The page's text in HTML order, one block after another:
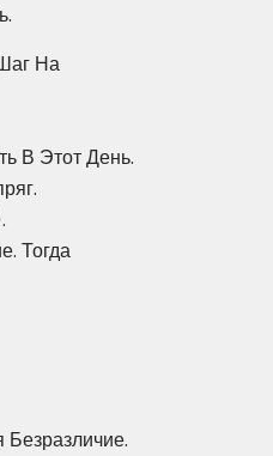
На
В Этот День.
Тогда